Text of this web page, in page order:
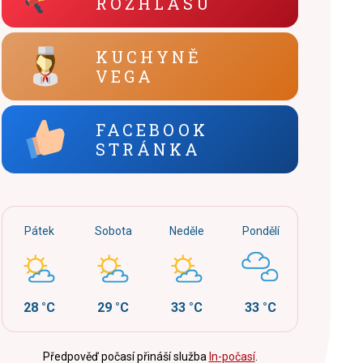
KUCHYNĚ
VEGA
FACEBOOK
STRÁNKA
Pátek
28 °C
Sobota
29 °C
Neděle
33 °C
Pondělí
33 °C
Předpověď počasí přináší služba In-počasí.